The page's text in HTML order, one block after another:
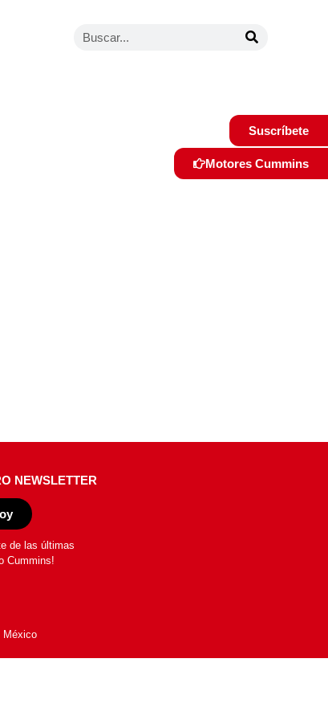
Suscríbete
Motores Cummins
NEWSLETTER
de las últimas
Cummins!
México